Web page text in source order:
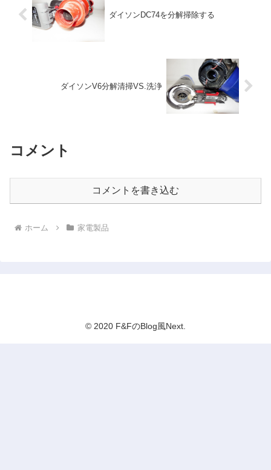
ダイソンDC74を分解掃除する
ダイソンV6分解清掃VS.洗浄
コメント
コメントを書き込む
ホーム 家電製品
© 2020 F&FのBlog風Next.